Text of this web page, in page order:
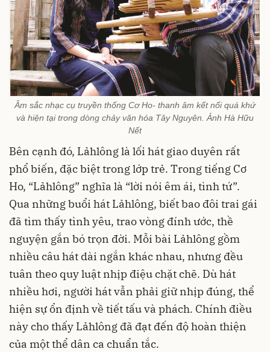
Âm sắc nhạc cụ truyền thống Cơ Ho- thanh âm kết nối quá khứ
và hiện tại trong dòng chảy văn hóa Tây Nguyên. Ảnh Hà Hữu
Nết
Bên cạnh đó, Lảhlông là lối hát giao duyên rất
phổ biến, đặc biệt trong lớp trẻ. Trong tiếng Cơ
Ho, “Lảhlông” nghĩa là “lời nói êm ái, tình tứ”.
Qua những buổi hát Lảhlông, biết bao đôi trai gái
đã tìm thấy tình yêu, trao vòng đính ước, thề
nguyện gắn bó trọn đời. Mỗi bài Lảhlông gồm
nhiều câu hát dài ngắn khác nhau, nhưng đều
tuân theo quy luật nhịp điệu chặt chẽ. Dù hát
nhiều hơi, người hát vẫn phải giữ nhịp đúng, thể
hiện sự ổn định về tiết tấu và phách. Chính điều
này cho thấy Lảhlông đã đạt đến độ hoàn thiện
của một thể dân ca chuẩn tắc.